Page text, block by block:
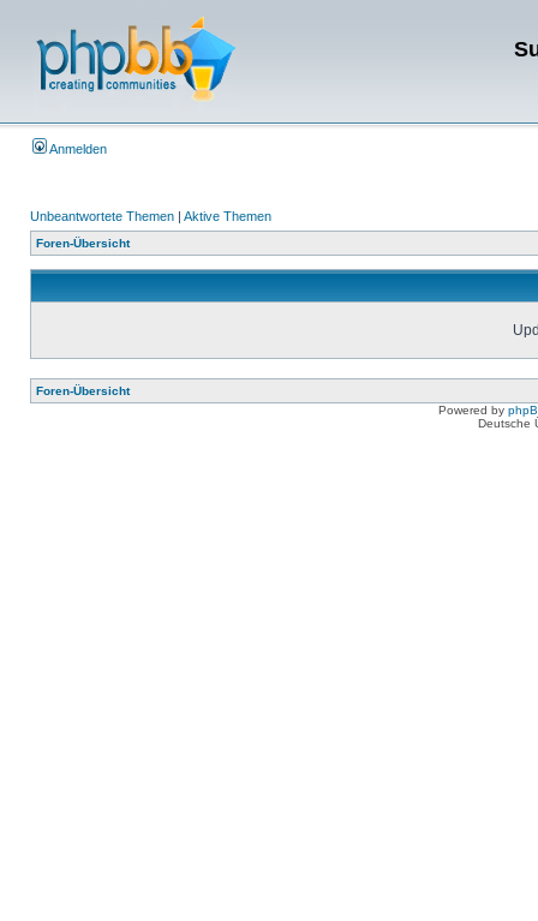
Anmelden
Unbeantwortete Themen | Aktive Themen
Foren-Übersicht
Foren-Übersicht
Powered by
Deutsche